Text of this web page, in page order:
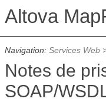
Navigation: Services Web
Notes de
SOAP/